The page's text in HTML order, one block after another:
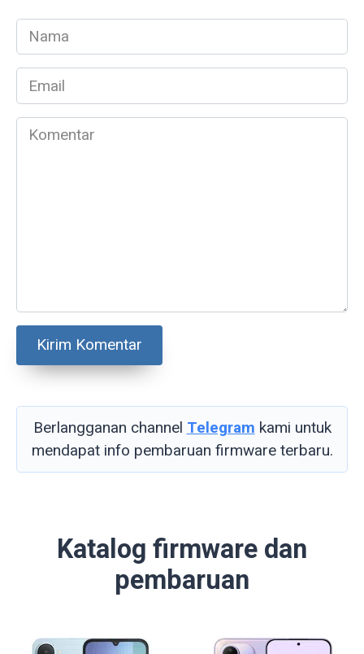
Nama
*
Email
*
Komentar
Berlangganan channel Telegram kami untuk
mendapat info pembaruan firmware terbaru.
Katalog firmware dan
pembaruan